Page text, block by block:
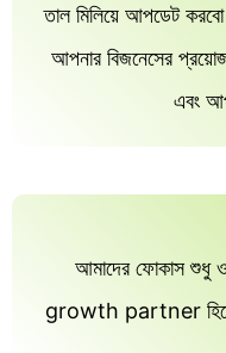
তাল মিলিয়ে আপডেট
আপনার বিজনেসের
এবং
আমাদের ফোকাস শুধু
growth partner